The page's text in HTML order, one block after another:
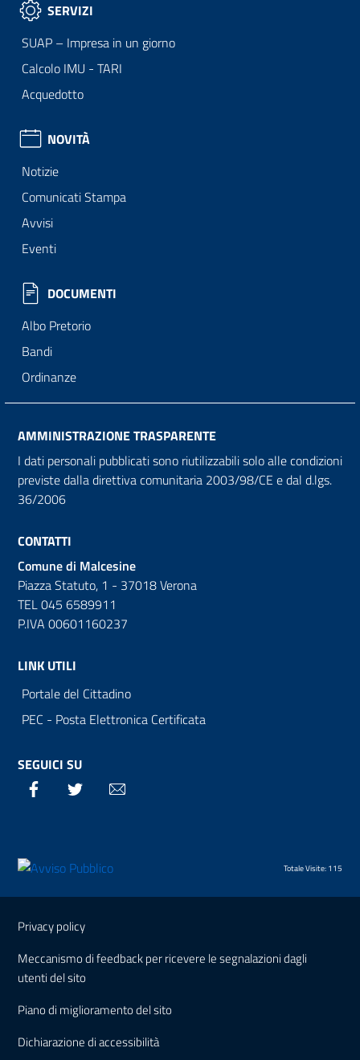
SERVIZI
SUAP – Impresa in un giorno
Calcolo IMU - TARI
Acquedotto
NOVITÀ
Notizie
Comunicati Stampa
Avvisi
Eventi
DOCUMENTI
Albo Pretorio
Bandi
Ordinanze
AMMINISTRAZIONE TRASPARENTE
I dati personali pubblicati sono riutilizzabili solo alle condizioni
previste dalla direttiva comunitaria 2003/98/CE e dal d.lgs.
36/2006
CONTATTI
Comune di Malcesine
Piazza Statuto, 1 - 37018 Verona
TEL 045 6589911
P.IVA 00601160237
LINK UTILI
Portale del Cittadino
PEC - Posta Elettronica Certificata
SEGUICI SU
Facebook Twitter
Totale Visite: 115
Sezione Link Utili
Privacy policy
Meccanismo di feedback per ricevere le segnalazioni dagli
utenti del sito
Piano di miglioramento del sito
Dichiarazione di accessibilità